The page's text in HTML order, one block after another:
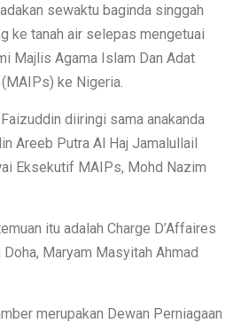
sewaktu baginda singgah
ke tanah air selepas mengetuai
Majlis Agama Islam Dan Adat
ke Nigeria.
diiringi sama anakanda
Areeb Putra Al Haj Jamalullail
Eksekutif MAIPs, Mohd Nazim
itu adalah Charge D’Affaires
Maryam Masyitah Ahmad
merupakan Dewan Perniagaan